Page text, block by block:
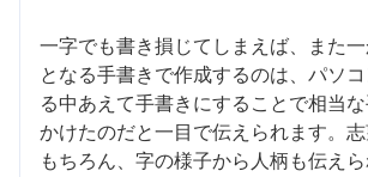
一字でも書き損じてしまえば、また
となる手書きで作成するのは、パソ
る中あえて手書きにすることで相当
かけたのだと一目で伝えられます。
もちろん、字の様子から人柄も伝え